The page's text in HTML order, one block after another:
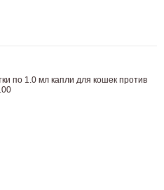
по 1.0 мл капли для кошек против